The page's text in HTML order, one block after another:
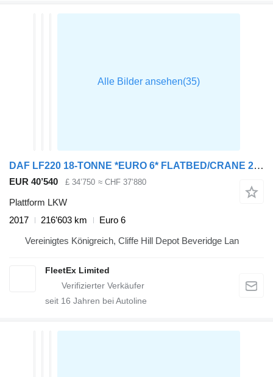
DAF LF220 18-TONNE *EURO 6* FLATBED/CRANE 2017 – MX66 MMV
EUR 40’540 £ 34’750 ≈ CHF 37’880
Plattform LKW
2017
216’603 km
Euro 6
Vereinigtes Königreich, Cliffe Hill Depot Beveridge Lan
FleetEx Limited
seit 16 Jahren bei Autoline